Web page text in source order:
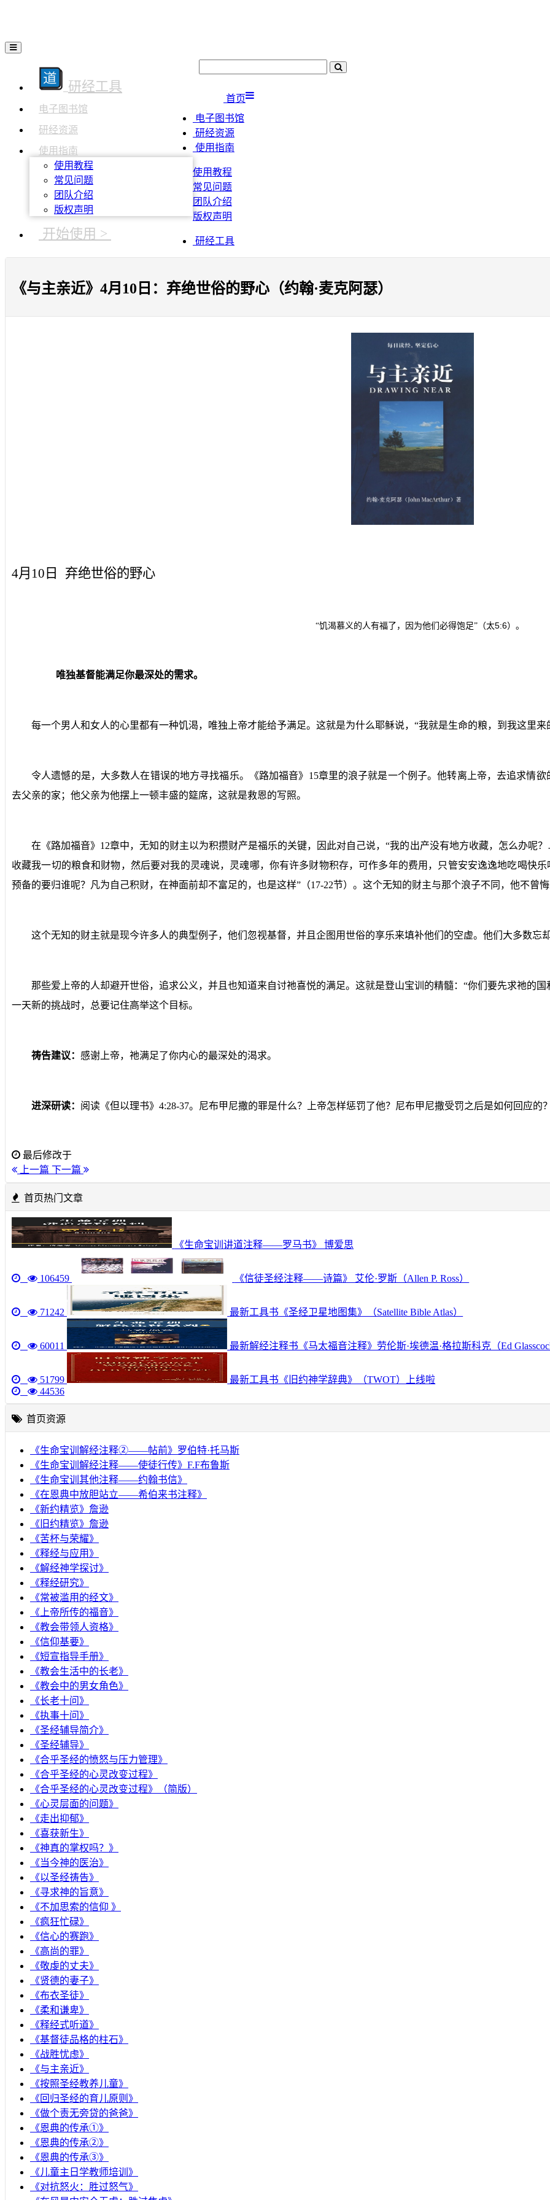
研经工具
电子图书馆
研经资源
使用指南
使用教程
常见问题
团队介绍
版权声明
开始使用 >
首页
电子图书馆
研经资源
使用指南
使用教程
常见问题
团队介绍
版权声明
研经工具
《与主亲近》4月10日：弃绝世俗的野心（约翰·麦克阿瑟）
4月10日 弃绝世俗的野心
“饥渴慕义的人有福了，因为他们必得饱足”（太5:6）。
唯独基督能满足你最深处的需求。
每一个男人和女人的心里都有一种饥渴，唯独上帝才能给予满足。这就是为什么耶稣说，“我就是生命的粮，到我这里
令人遗憾的是，大多数人在错误的地方寻找福乐。《路加福音》 15章里的浪子就是一个例子。他转离上帝，去追求情
去父亲的家；他父亲为他摆上一顿丰盛的筵席，这就是救恩的写照。
在《路加福音》 12章中，无知的财主以为积攒财产是福乐的关键，因此对自己说，“我的出产没有地方收藏，怎么办
收藏我一切的粮食和财物，然后要对我的灵魂说，灵魂哪，你有许多财物积存，可作多年的费用，只管安安逸逸地吃喝快
预备的要归谁呢？凡为自己积财，在神面前却不富足的，也是这样”（17-22节）。这个无知的财主与那个浪子不同，他不曾
这个无知的财主就是现今许多人的典型例子，他们忽视基督，并且企图用世俗的享乐来填补他们的空虚。他们大多数忘
那些爱上帝的人却避开世俗，追求公义，并且也知道来自讨祂喜悦的满足。这就是登山宝训的精髓：“你们要先求祂的
一天新的挑战时，总要记住高举这个目标。
祷告建议：感谢上帝，祂满足了你内心的最深处的渴求。
进深研读： 阅读《但以理书》4:28-37。尼布甲尼撒的罪是什么？上帝怎样惩罚了他？尼布甲尼撒受罚之后是如何回应的？
最后修改于
上一篇 下一篇
首页热门文章
《生命宝训讲道注释——罗马书》 博爱思
106459 《信徒圣经注释——诗篇》 艾伦·罗斯（Allen P. Ross）
71242 最新工具书《圣经卫星地图集》（Satellite Bible Atlas）
60011 最新解经注释书《马太福音注释》劳伦斯·埃德温·格拉斯科克（Ed
51799
最新工具书《旧约神学辞典》（TWOT）上线啦
44536
首页资源
《生命宝训解经注释②——帖前》罗伯特·托马斯
《生命宝训解经注释——使徒行传》F.F布鲁斯
《生命宝训其他注释——约翰书信》
《在恩典中放胆站立——希伯来书注释》
《新约精览》詹逊
《旧约精览》詹逊
《苦杯与荣耀》
《释经与应用》
《解经神学探讨》
《释经研究》
《常被滥用的经文》
《上帝所传的福音》
《教会带领人资格》
《信仰基要》
《短宣指导手册》
《教会生活中的长老》
《教会中的男女角色》
《长老十问》
《执事十问》
《圣经辅导简介》
《圣经辅导》
​《合乎圣经的愤怒与压力管理》
《合乎圣经的心灵改变过程》
《合乎圣经的心灵改变过程》（简版）
《心灵层面的问题》
《走出抑郁》
《喜获新生》
《神真的掌权吗？》
《当今神的医治》
《以圣经祷告》
《寻求神的旨意》
《不加思索的信仰 》
《疯狂忙碌》
《信心的赛跑》
《高尚的罪》
《敬虔的丈夫》
《贤德的妻子》
《布衣圣徒》
《柔和谦卑》
《释经式听道》
《基督徒品格的柱石》
《战胜忧虑》
《与主亲近》
《按照圣经教养儿童》
《回归圣经的育儿原则》
《做个责无旁贷的爸爸》
《恩典的传承①》
《恩典的传承②》
《恩典的传承③》
《儿童主日学教师培训》
《对抗怒火：胜过怒气》